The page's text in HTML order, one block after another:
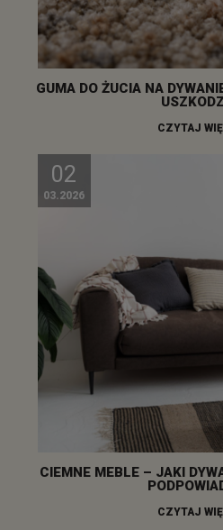
GUMA DO ŻUCIA NA
CZYTAJ
02
03.2026
CIEMNE MEBLE – JAKI
CZYTAJ